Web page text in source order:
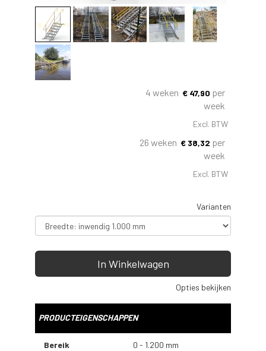
4 weken € 47,90 per
week
Excl. BTW
26 weken € 38,32 per
week
Excl. BTW
Varianten
In Winkelwagen
Opties bekijken
PRODUCTEIGENSCHAPPEN
Bereik
0 - 1.200 mm